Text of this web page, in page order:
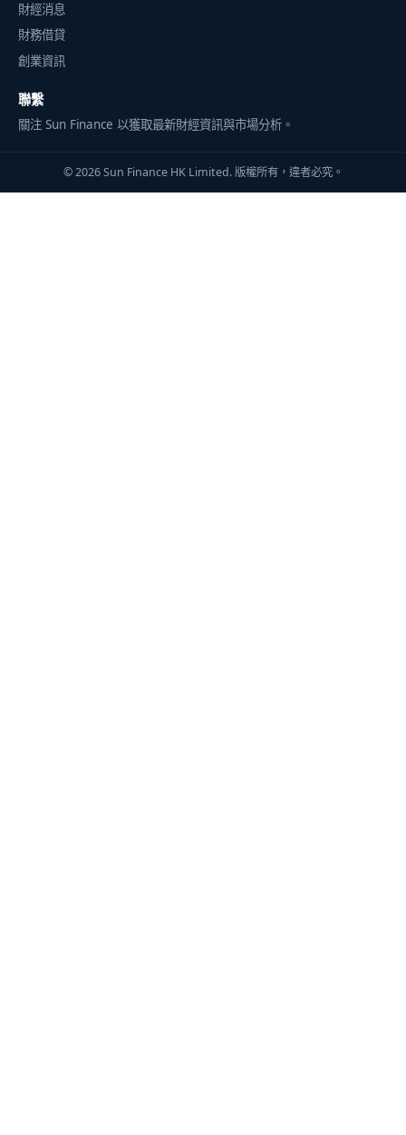
財經消息
財務借貸
創業資訊
聯繫
關注 Sun Finance 以獲取最新財經資訊與市場分析。
© 2026 Sun Finance HK Limited. 版權所有，違者必究。